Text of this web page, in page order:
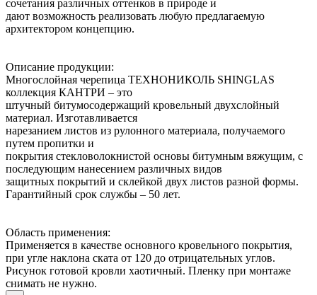
сочетания различных оттенков в природе и
дают возможность реализовать любую предлагаемую
архитектором концепцию.
Описание продукции:
Многослойная черепица ТЕХНОНИКОЛЬ SHINGLAS
коллекция КАНТРИ – это
штучный битумосодержащий кровельный двухслойный
материал. Изготавливается
нарезанием листов из рулонного материала, получаемого
путем пропитки и
покрытия стекловолокнистой основы битумным вяжущим, с
последующим нанесением различных видов
защитных покрытий и склейкой двух листов разной формы.
Гарантийный срок службы – 50 лет.
Область применения:
Применяется в качестве основного кровельного покрытия,
при угле наклона ската от 120 до отрицательных углов.
Рисунок готовой кровли хаотичный. Пленку при монтаже
снимать не нужно.